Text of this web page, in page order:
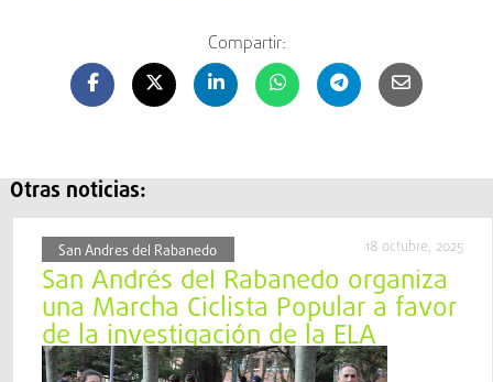
Compartir:
Otras noticias:
San Andres del Rabanedo 18 octubre, 2025
San Andrés del Rabanedo organiza
una Marcha Ciclista Popular a favor
de la investigación de la ELA